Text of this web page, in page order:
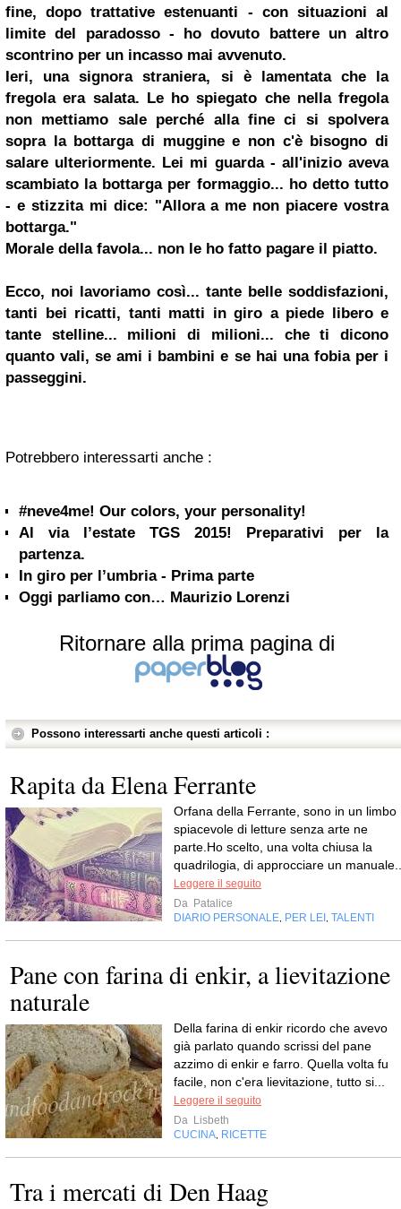
fine, dopo trattative estenuanti - con situazioni al
limite del paradosso - ho dovuto battere un altro
scontrino per un incasso mai avvenuto.
Ieri, una signora straniera, si è lamentata che la
fregola era salata. Le ho spiegato che nella fregola
non mettiamo sale perché alla fine ci si spolvera
sopra la bottarga di muggine e non c'è bisogno di
salare ulteriormente. Lei mi guarda - all'inizio aveva
scambiato la bottarga per formaggio... ho detto tutto
- e stizzita mi dice: "Allora a me non piacere vostra
bottarga."
Morale della favola... non le ho fatto pagare il piatto.
Ecco, noi lavoriamo così... tante belle soddisfazioni,
tanti bei ricatti, tanti matti in giro a piede libero e
tante stelline... milioni di milioni... che ti dicono
quanto vali, se ami i bambini e se hai una fobia per i
passeggini.
Potrebbero interessarti anche :
#neve4me! Our colors, your personality!
Al via l’estate TGS 2015! Preparativi per la
partenza.
In giro per l’umbria - Prima parte
Oggi parliamo con… Maurizio Lorenzi
Ritornare alla prima pagina di
Possono interessarti anche questi articoli :
Rapita da Elena Ferrante
Orfana della Ferrante, sono in un limbo
spiacevole di letture senza arte ne
parte.Ho scelto, una volta chiusa la
quadrilogia, di approcciare un
Leggere il seguito
Da Patalice
DIARIO PERSONALE PER LEI TALENTI
Pane con farina di enkir, a lievitazione
naturale
Della farina di enkir ricordo che avevo
già parlato quando scrissi del pane
azzimo di enkir e farro. Quella volta fu
facile, non c'era lievitazione, tutto si...
Leggere il seguito
Da Lisbeth
CUCINA RICETTE
Tra i mercati di Den Haag